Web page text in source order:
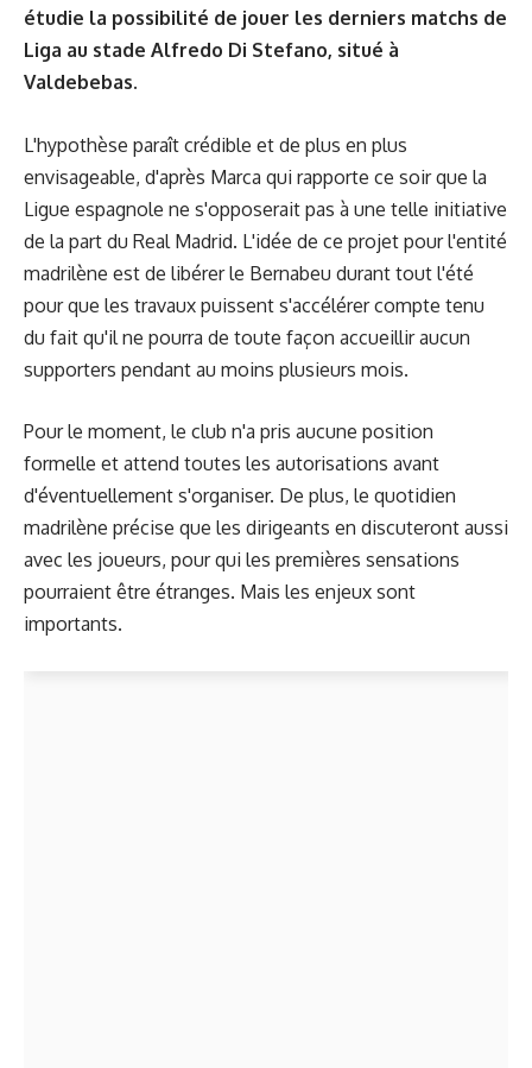
étudie la possibilité de jouer les derniers matchs de
Liga au stade Alfredo Di Stefano, situé à
Valdebebas.
L'hypothèse paraît crédible et de plus en plus
envisageable, d'après Marca qui rapporte ce soir que la
Ligue espagnole ne s'opposerait pas à une telle initiative
de la part du Real Madrid. L'idée de ce projet pour l'entité
madrilène est de libérer le Bernabeu durant tout l'été
pour que les travaux puissent s'accélérer compte tenu
du fait qu'il ne pourra de toute façon accueillir aucun
supporters pendant au moins plusieurs mois.
Pour le moment, le club n'a pris aucune position
formelle et attend toutes les autorisations avant
d'éventuellement s'organiser. De plus, le quotidien
madrilène précise que les dirigeants en discuteront aussi
avec les joueurs, pour qui les premières sensations
pourraient être étranges. Mais les enjeux sont
importants.